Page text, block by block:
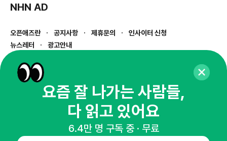
NHN AD
오픈애즈란 공지사항 제휴문의
인사이터 신청
뉴스레터
광고안내
경기도 성남시 분당구 대왕판교로645번길 16
사업자등록번호 : 144-81-27690(
통신판매업신고번호 : 2014-경기성남-1023
호스팅서비스사업자 : 오픈애즈
1800-2198
openads@openads.co.kr
요즘 잘 나가는 사람들,
다 읽고 있어요
6.4만 명 구독 중 · 무료